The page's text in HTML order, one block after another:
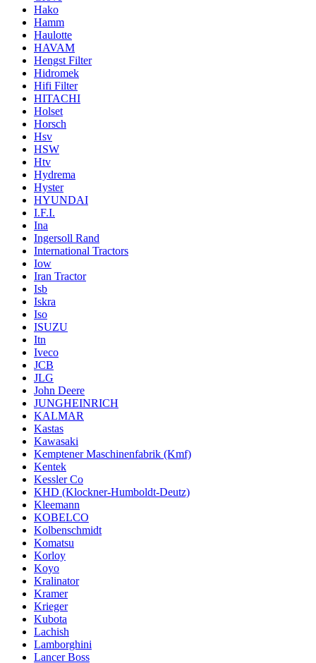
Hako
Hamm
Haulotte
HAVAM
Hengst Filter
Hidromek
Hifi Filter
HITACHI
Holset
Horsch
Hsv
HSW
Htv
Hydrema
Hyster
HYUNDAI
I.F.I.
Ina
Ingersoll Rand
International Tractors
Iow
Iran Tractor
Isb
Iskra
Iso
ISUZU
Itn
Iveco
JCB
JLG
John Deere
JUNGHEINRICH
KALMAR
Kastas
Kawasaki
Kemptener Maschinenfabrik (Kmf)
Kentek
Kessler Co
KHD (Klockner-Humboldt-Deutz)
Kleemann
KOBELCO
Kolbenschmidt
Komatsu
Korloy
Koyo
Kralinator
Kramer
Krieger
Kubota
Lachish
Lamborghini
Lancer Boss